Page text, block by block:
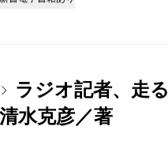
ラジオ記者、走る
清水克彦／著